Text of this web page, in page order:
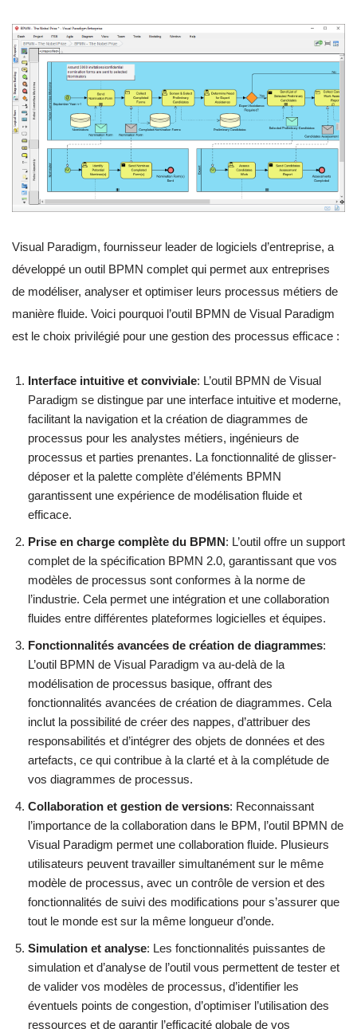
Visual Paradigm, fournisseur leader de logiciels d’entreprise, a
développé un outil BPMN complet qui permet aux entreprises
de modéliser, analyser et optimiser leurs processus métiers de
manière fluide. Voici pourquoi l’outil BPMN de Visual Paradigm
est le choix privilégié pour une gestion des processus efficace :
Interface intuitive et conviviale: L’outil BPMN de Visual
Paradigm se distingue par une interface intuitive et moderne,
facilitant la navigation et la création de diagrammes de
processus pour les analystes métiers, ingénieurs de
processus et parties prenantes. La fonctionnalité de glisser-
déposer et la palette complète d’éléments BPMN
garantissent une expérience de modélisation fluide et
efficace.
Prise en charge complète du BPMN: L’outil offre un support
complet de la spécification BPMN 2.0, garantissant que vos
modèles de processus sont conformes à la norme de
l’industrie. Cela permet une intégration et une collaboration
fluides entre différentes plateformes logicielles et équipes.
Fonctionnalités avancées de création de diagrammes:
L’outil BPMN de Visual Paradigm va au-delà de la
modélisation de processus basique, offrant des
fonctionnalités avancées de création de diagrammes. Cela
inclut la possibilité de créer des nappes, d’attribuer des
responsabilités et d’intégrer des objets de données et des
artefacts, ce qui contribue à la clarté et à la complétude de
vos diagrammes de processus.
Collaboration et gestion de versions: Reconnaissant
l’importance de la collaboration dans le BPM, l’outil BPMN de
Visual Paradigm permet une collaboration fluide. Plusieurs
utilisateurs peuvent travailler simultanément sur le même
modèle de processus, avec un contrôle de version et des
fonctionnalités de suivi des modifications pour s’assurer que
tout le monde est sur la même longueur d’onde.
Simulation et analyse: Les fonctionnalités puissantes de
simulation et d’analyse de l’outil vous permettent de tester et
de valider vos modèles de processus, d’identifier les
éventuels points de congestion, d’optimiser l’utilisation des
ressources et de garantir l’efficacité globale de vos